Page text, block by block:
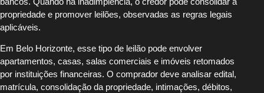
propriedade e promover leilões, observadas as regras legais
aplicáveis.
Em Belo Horizonte, esse tipo de leilão pode envolver
apartamentos, casas, salas comerciais e imóveis retomados
por instituições financeiras. O comprador deve analisar edital,
matrícula, consolidação da propriedade, intimações, débitos,